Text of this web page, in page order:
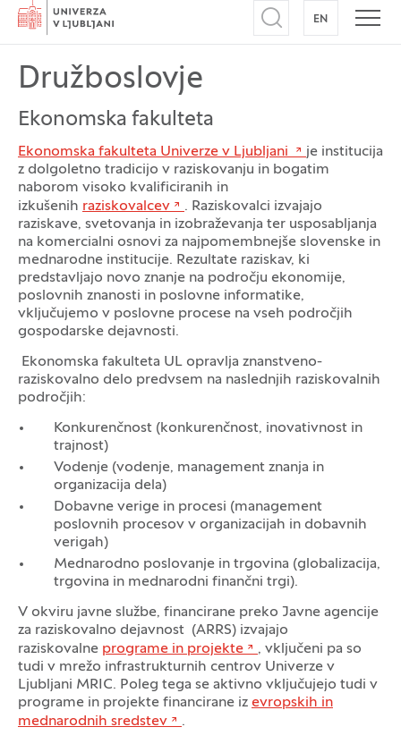
Domov
Odpri iskalnik
EN NA
Družboslovje
Ekonomska fakulteta
Ekonomska fakulteta Univerze v Ljubljani
je institucija
z dolgoletno tradicijo v raziskovanju in bogatim
naborom visoko kvalificiranih in
izkušenih raziskovalcev
. Raziskovalci izvajajo
raziskave, svetovanja in izobraževanja ter usposabljanja
na komercialni osnovi za najpomembnejše slovenske in
mednarodne institucije. Rezultate raziskav, ki
predstavljajo novo znanje na področju ekonomije,
poslovnih znanosti in poslovne informatike,
vključujemo v poslovne procese na vseh področjih
gospodarske dejavnosti.
Ekonomska fakulteta UL opravlja znanstveno-
raziskovalno delo predvsem na naslednjih raziskovalnih
področjih:
Konkurenčnost (konkurenčnost, inovativnost in
trajnost)
Vodenje (vodenje, management znanja in
organizacija dela)
Dobavne verige in procesi (management
poslovnih procesov v organizacijah in dobavnih
verigah)
Mednarodno poslovanje in trgovina (globalizacija,
trgovina in mednarodni finančni trgi).
V okviru javne službe, financirane preko Javne agencije
za raziskovalno dejavnost (ARRS) izvajajo
raziskovalne programe in projekte
, vključeni pa so
tudi v mrežo infrastrukturnih centrov Univerze v
Ljubljani MRIC. Poleg tega se aktivno vključujejo tudi v
programe in projekte financirane iz evropskih in
mednarodnih sredstev
.